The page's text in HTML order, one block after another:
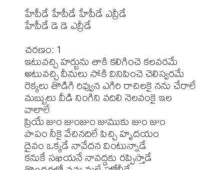
హేపీడే హేపీడే హేపీడే ఎవ్రీడే
హేపీడే డె డె ఎవ్రీడే
చరణం: 1
ఇటువచ్చి హర్టును తాకి కలిగించె కలవరమే
అటువచ్చి వీనులు సోకి వినిపించె చెలిస్వరమే
రెక్కలు తొడిగి రివ్వున ఎగిరి రాచిలకై నను చేరాలే
మబ్బులు వీడి నింగిని వదిలి నెలవంకై ఇల
వాలాలే
ప్రియే జుం జుంజుం జుముకు జుం జుం
పాపం నీకై వేచినదిలే పిచ్చి హృదయం
దైవం ఒక్కడే నావేదన వింటున్నాడే
కనుకే సఖియనే నావద్దకు రప్పిస్తాడే